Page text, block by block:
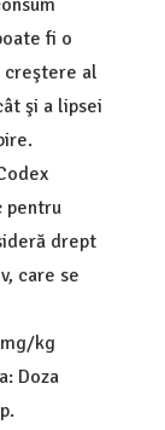
fi o
creştere al
şi a lipsei
pentru
drept
care se
kg
Doza